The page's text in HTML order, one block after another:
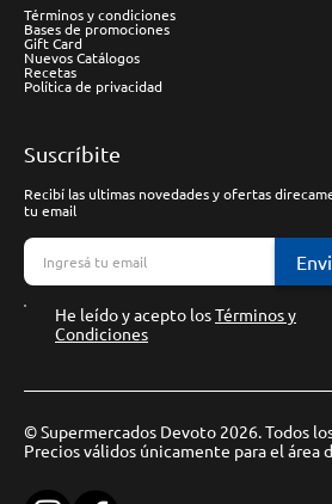
Términos y condiciones
Bases de promociones
Gift Card
Nuevos Catálogos
Recetas
Política de privacidad
Suscríbite
Recibí las ultimas novedades y ofertas
tu email
He leído y acepto losTérminos y
Condiciones
© Supermercados Devoto 2026. Todos
Precios válidos únicamente para el área